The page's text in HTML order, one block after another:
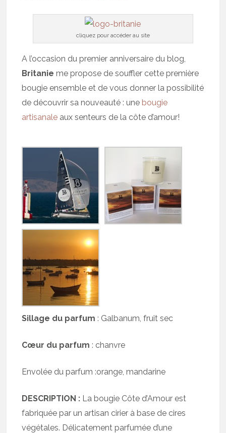
cliquez pour accéder au site
A l’occasion du premier anniversaire du blog,
Britanie me propose de souffler cette première
bougie ensemble et de vous donner la possibilité
de découvrir sa nouveauté : une bougie
artisanale aux senteurs de la côte d’amour!
Sillage du parfum : Galbanum, fruit sec
Cœur du parfum : chanvre
Envolée du parfum :orange, mandarine
DESCRIPTION : La bougie Côte d’Amour est
fabriquée par un artisan cirier à base de cires
végétales. Délicatement parfumée d’une